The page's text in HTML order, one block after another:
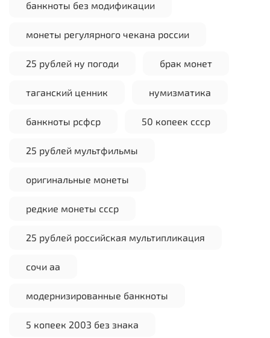
банкноты без модификации
монеты регулярного чекана россии
25 рублей ну погоди брак монет
таганский ценник нумизматика
банкноты рсфср 50 копеек ссср
25 рублей мультфильмы
оригинальные монеты
редкие монеты ссср
25 рублей российская мультипликация
сочи аа
модернизированные банкноты
5 копеек 2003 без знака